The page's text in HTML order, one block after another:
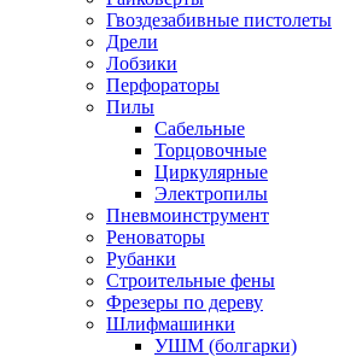
Гвоздезабивные пистолеты
Дрели
Лобзики
Перфораторы
Пилы
Сабельные
Торцовочные
Циркулярные
Электропилы
Пневмоинструмент
Реноваторы
Рубанки
Строительные фены
Фрезеры по дереву
Шлифмашинки
УШМ (болгарки)